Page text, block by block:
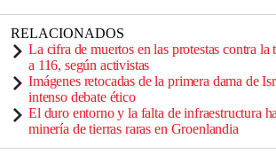
RELACIONADOS
La cifra de muertos en las protestas contra la
a 116, según activistas
Imágenes retocadas de la primera dama de
intenso debate ético
El duro entorno y la falta de infraestructura
minería de tierras raras en Groenlandia